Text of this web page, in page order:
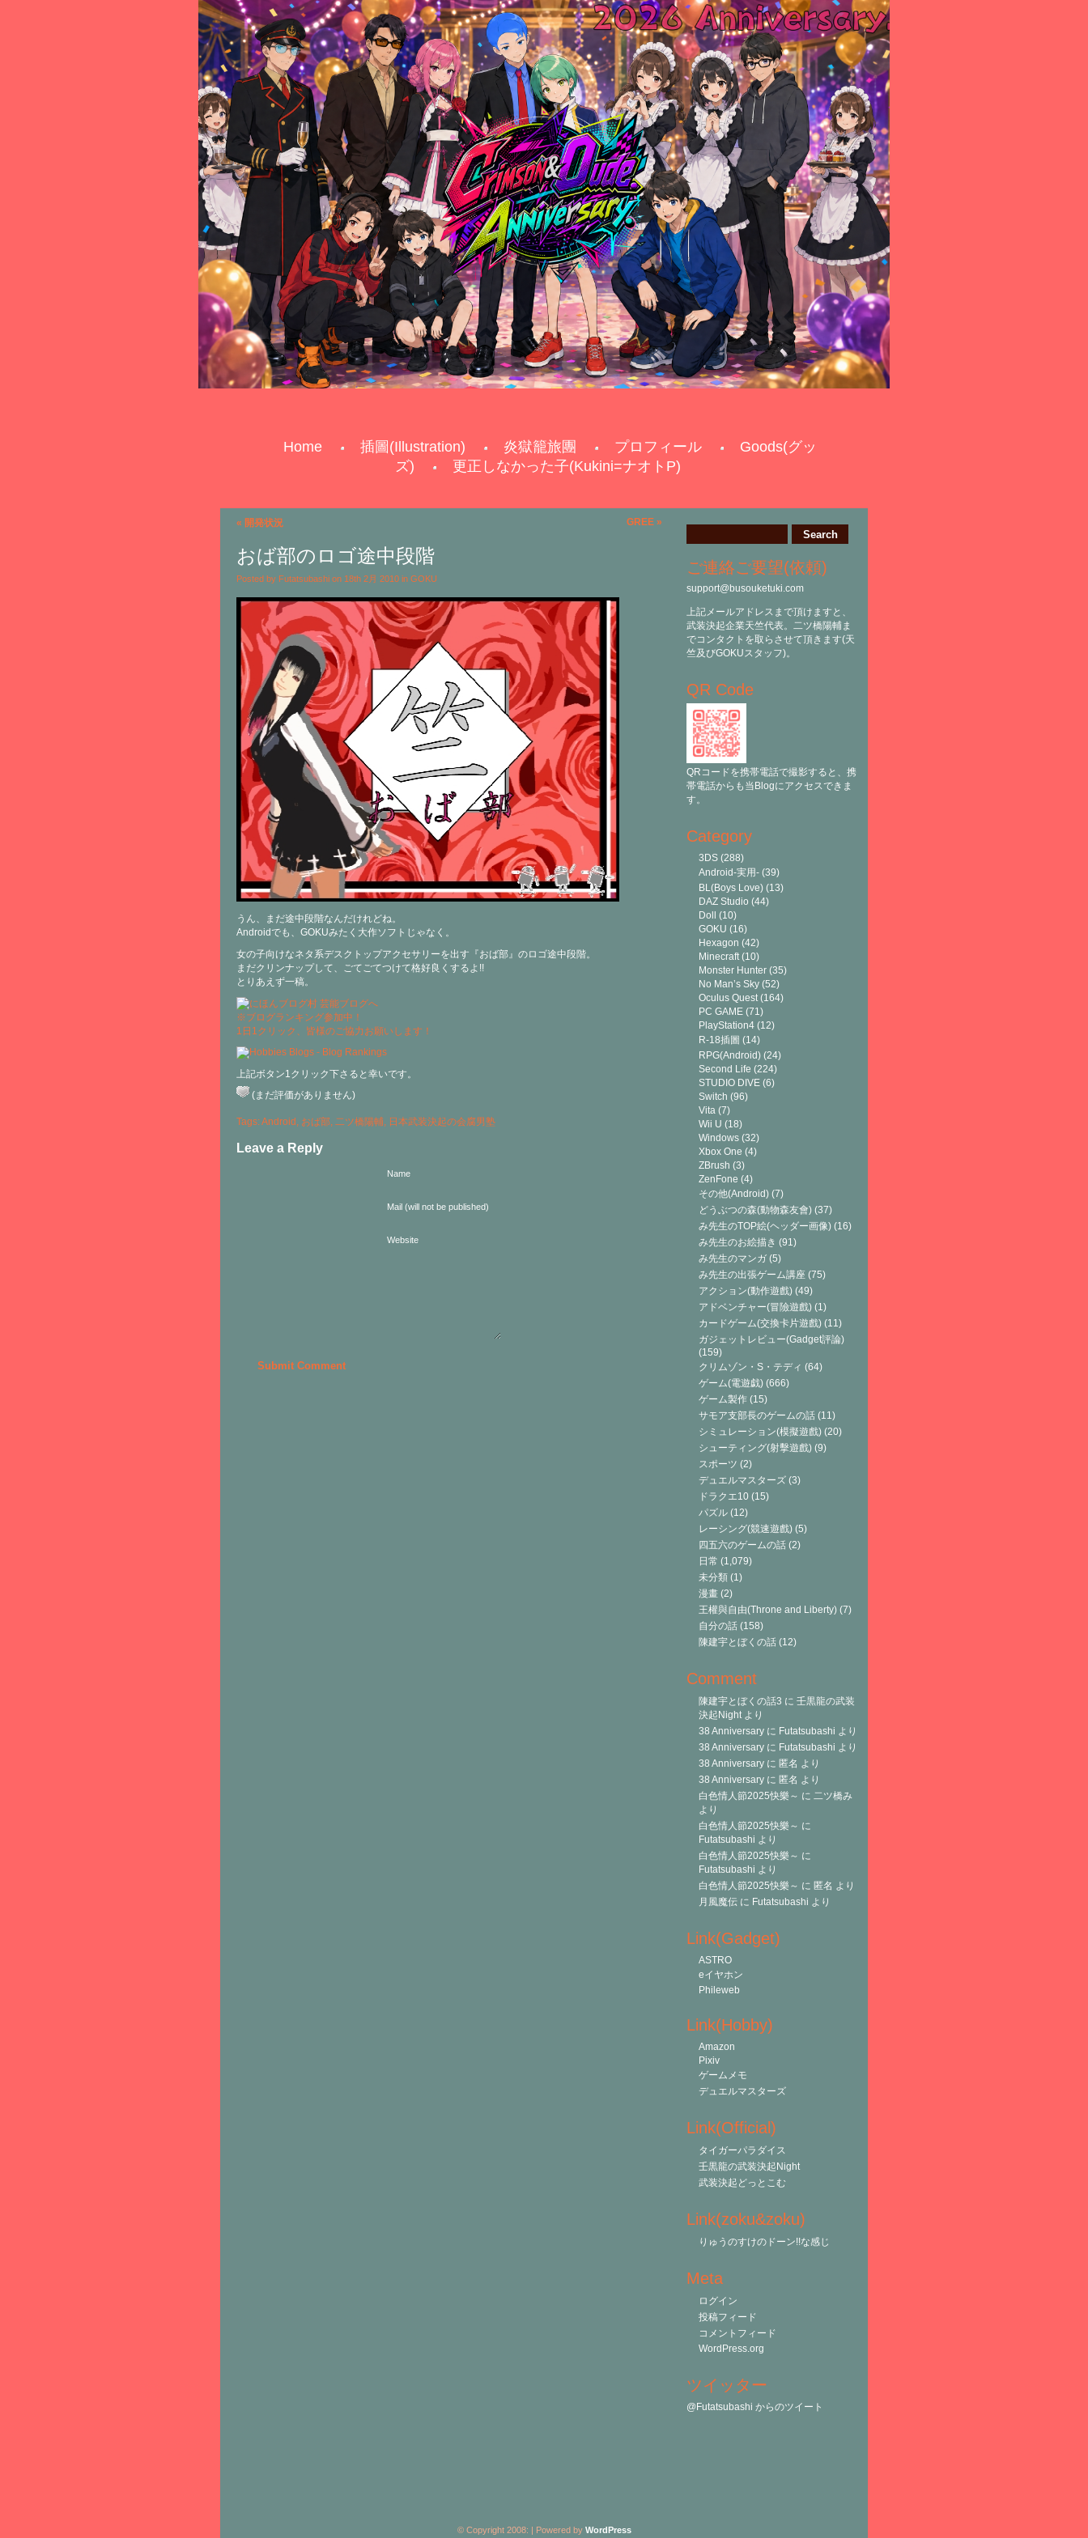
Home 插圖(Illustration) 炎獄籠旅團 プロフィール
Goods(グッ
ズ)
更正しなかった子(Kukini=ナオトP)
« 開発状況 GREE »
おば部のロゴ途中段階
Posted by Futatsubashi on 18th 2月 2010 in GOKU
うん、まだ途中段階なんだけれどね。
Androidでも、GOKUみたく大作ソフトじゃなく。
女の子向けなネタ系デスクトップアクセサリーを出す『おば部』のロゴ途中段階。
まだクリンナップして、ごてごてつけて格好良くするよ!!
とりあえず一稿。
※ブログランキング参加中！
1日1クリック、皆様のご協力お願いします！
上記ボタン1クリック下さると幸いです。
(まだ評価がありません)
Tags:Android , おば部, 二ツ橋陽輔, 日本武装決起の会腐男塾
Leave a Reply
Name
Mail (will not be published)
Website
ご連絡ご要望(依頼)
support@busouketuki.com
上記メールアドレスまで頂けますと、
武装決起企業天竺代表。二ツ橋陽輔ま
でコンタクトを取らさせて頂きます(天
竺及びGOKUスタッフ)。
QR Code
QRコードを携帯電話で撮影すると、携
帯電話からも当Blogにアクセスできま
す。
Category
3DS (288)
Android-実用- (39)
BL(Boys Love) (13)
DAZ Studio (44)
Doll
(10)
GOKU (16)
Hexagon (42)
Minecraft(10)
Monster Hunter (35)
No Man’s Sky (52)
Oculus Quest(164)
PC GAME (71)
PlayStation4 (12)
R-18插圖 (14)
RPG(Android) (24)
Second Life (224)
STUDIO DIVE (6)
Switch (96)
Vita (7)
Wii U (18)
Windows (32)
Xbox One (4)
ZBrush (3)
ZenFone (4)
その他(Android) (7)
どうぶつの森(動物森友會) (37)
み先生のTOP絵(ヘッダー画像) (16)
み先生のお絵描き (91)
み先生のマンガ (5)
み先生の出張ゲーム講座 (75)
アクション(動作遊戲) (49)
アドベンチャー(冒險遊戲) (1)
カードゲーム(交換卡片遊戲) (11)
ガジェットレビュー(Gadget評論)
(159)
クリムゾン・S・テディ (64)
ゲーム(電遊戯) (666)
ゲーム製作 (15)
サモア支部長のゲームの話 (11)
シミュレーション(模擬遊戲) (20)
シューティング(射擊遊戲) (9)
スポーツ (2)
デュエルマスターズ (3)
ドラクエ10 (15)
パズル (12)
レーシング(競速遊戲) (5)
四五六のゲームの話 (2)
日常 (1,079)
未分類 (1)
漫畫 (2)
王權與自由(Throne and Liberty) (7)
自分の話 (158)
陳建宇とぼくの話 (12)
Comment
陳建宇とぼくの話3 に 壬黒龍の武装
決起Nightより
38 Anniversary に Futatsubashi より
38 Anniversary に Futatsubashi より
38 Anniversary に 匿名 より
38 Anniversary に 匿名 より
白色情人節2025快樂～ に 二ツ橋み
より
白色情人節2025快樂～ に
Futatsubashi より
白色情人節2025快樂～ に
Futatsubashi より
白色情人節2025快樂～ に 匿名 より
月風魔伝 に Futatsubashi より
Link(Gadget)
ASTRO
eイヤホン
Phileweb
Link(Hobby)
Amazon
Pixiv
ゲームメモ
デュエルマスターズ
Link(Official)
タイガーパラダイス
壬黒龍の武装決起Night
武装決起どっとこむ
Link(zoku&zoku)
りゅうのすけのドーン!!な感じ
Meta
ログイン
投稿フィード
コメントフィード
WordPress.org
ツイッター
@Futatsubashi からのツイート
© Copyright 2008: | Powered by WordPress